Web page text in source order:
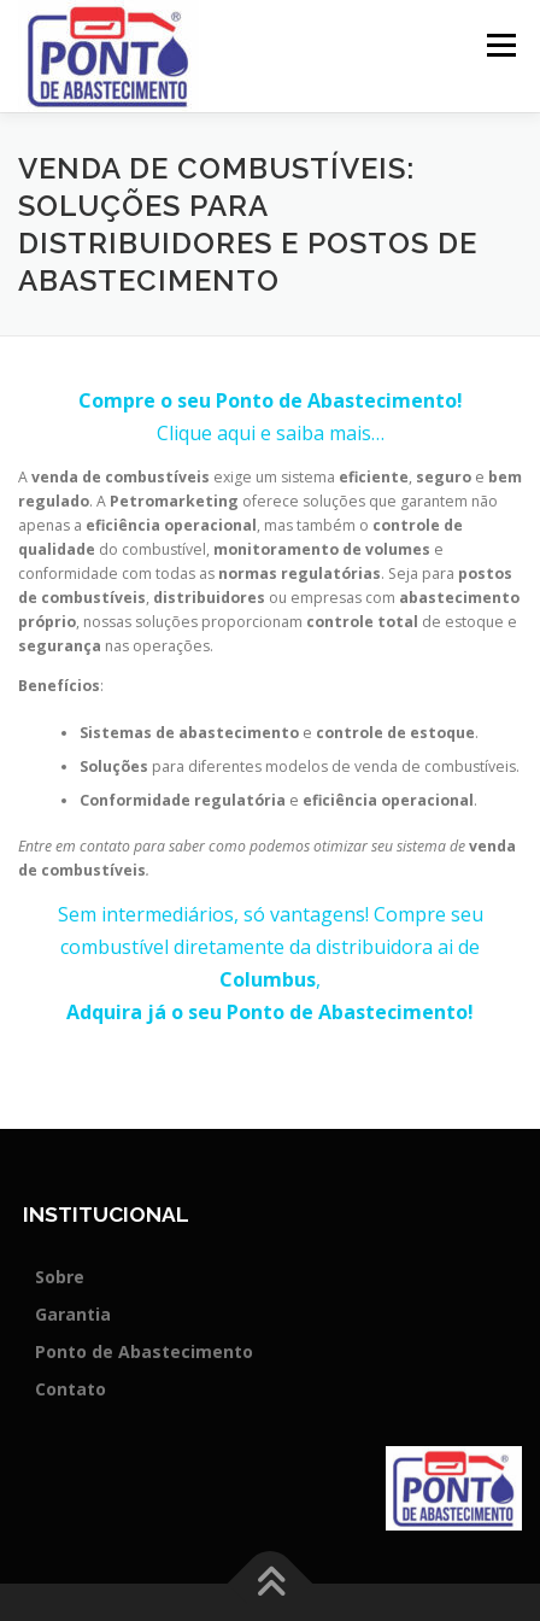
conteúdo
Menu
SOBRE LEGISLAÇÃO ATESTADOS TÉCNICOS
PROJETOS LICENCIAMENTO MANUTENÇÃO
VENDA DE COMBUSTÍVEIS:
SOLUÇÕES PARA
DISTRIBUIDORES E POSTOS DE
ABASTECIMENTO
Compre o seu Ponto de Abastecimento!
Clique aqui e saiba mais…
Avenda de combustíveis exige um sistema eficiente, seguro e bem
regulado. A Petromarketing oferece soluções que garantem não
apenas a eficiência operacional, mas também o controle de
qualidade do combustível, monitoramento de volumes e
conformidade com todas as normas regulatórias. Seja para postos
de combustíveis, distribuidores ou empresas com abastecimento
próprio, nossas soluções proporcionam controle total de estoque e
segurança nas operações.
Benefícios:
Sistemas de abastecimentoe controle de estoque.
Soluções para diferentes modelos de venda de combustíveis.
Conformidade regulatória e eficiência operacional.
Entre em contato para saber como podemos otimizar seu sistema devenda
de combustíveis.
Sem intermediários, só vantagens! Compre seu
combustível diretamente da distribuidora ai de
Columbus,
Adquira já o seu Ponto de Abastecimento!
INSTITUCIONAL
Sobre
Garantia
Ponto de Abastecimento
Contato